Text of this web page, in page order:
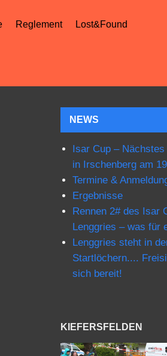
Reglement Lost&Found
NEWS
Isar Cup – Nächstes
in Irschenberg am
Termine &
Ergebnisse
Rennen 2# des Isar
Lenggries – was für
Lenggries steht in
Startlöchern....
sich bereit!
KIEFERSFELDEN